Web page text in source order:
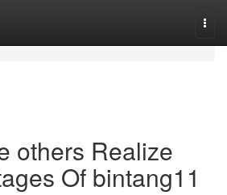
others Realize
Of bintang11